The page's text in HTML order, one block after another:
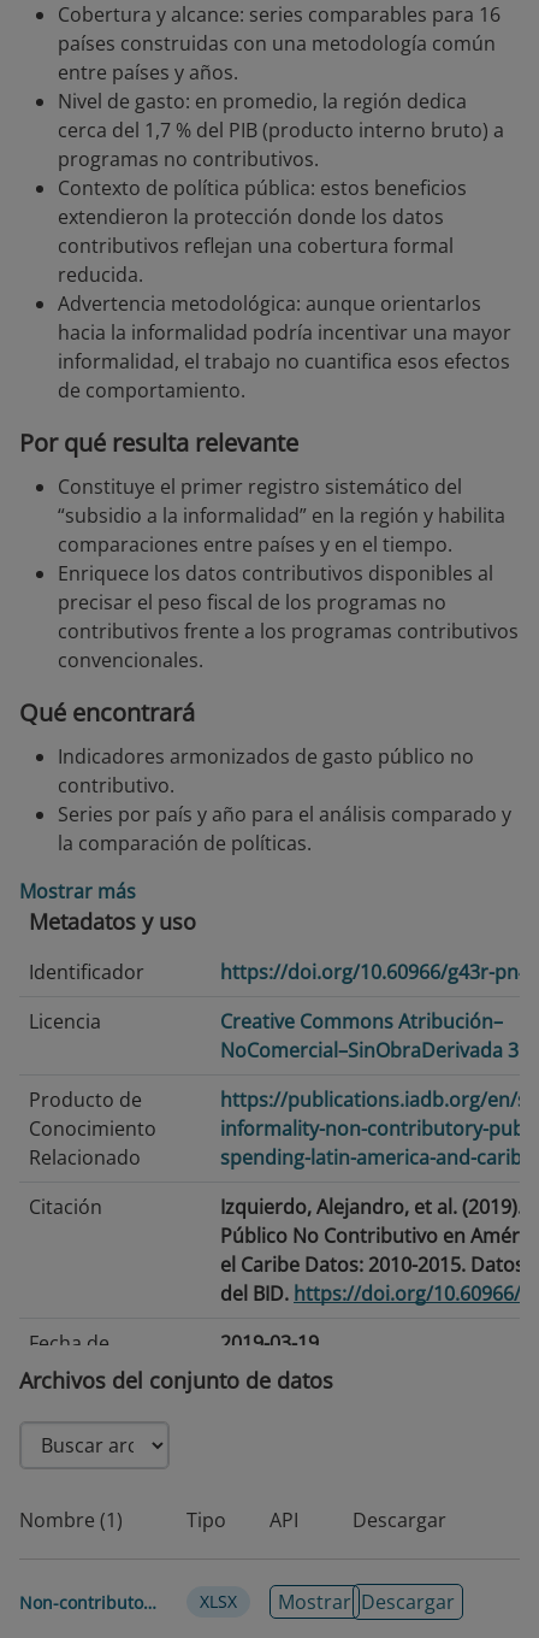
Cobertura y alcance: series comparables para 16
países construidas con una metodología común
entre países y años.
Nivel de gasto: en promedio, la región dedica
cerca del 1,7 % del PIB (producto interno bruto) a
programas no contributivos.
Contexto de política pública: estos beneficios
extendieron la protección donde los datos
contributivos reflejan una cobertura formal
reducida.
Advertencia metodológica: aunque orientarlos
hacia la informalidad podría incentivar una mayor
informalidad, el trabajo no cuantifica esos efectos
de comportamiento.
Por qué resulta relevante
Constituye el primer registro sistemático del
“subsidio a la informalidad” en la región y habilita
comparaciones entre países y en el tiempo.
Enriquece los datos contributivos disponibles al
precisar el peso fiscal de los programas no
contributivos frente a los programas contributivos
convencionales.
Qué encontrará
Indicadores armonizados de gasto público no
contributivo.
Series por país y año para el análisis comparado y
la comparación de políticas.
Mostrar más
Metadatos y uso
Identificador
https://doi.org/10.60966/g43r-pn41
Licencia
Creative Commons Atribución–
NoComercial–SinObraDerivada 3.0
Producto de
Conocimiento
Relacionado
https://publications.iadb.org/en/
informality-non-contributory-
spending-latin-america-and-
Citación
Izquierdo, Alejandro, et al. (2019).
Público No Contributivo en
el Caribe Datos: 2010-2015. Datos
del BID. https://doi.org/10.60966/
Fecha de
publicación
2019-03-19
Fecha de
modificación
Clave
laboral · Pensión no contributiva ·
Condiciones laborales
Archivos del conjunto de datos
Nombre (1) Tipo API Descargar
Non-contributory_Public_Spending_in_Latin_America_and_the_Caribbean_en_en XLSX Mostrar Descargar